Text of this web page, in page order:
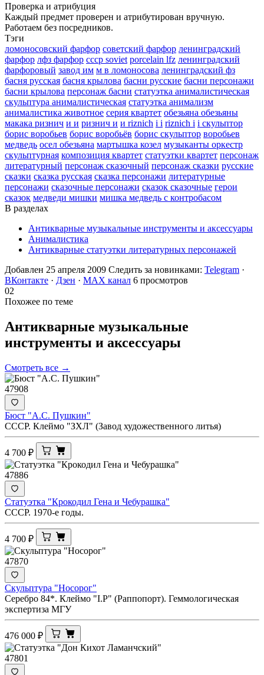
Проверка и атрибуция
Каждый предмет проверен и атрибутирован вручную.
Работаем без посредников.
Тэги
ломоносовский фарфор советский фарфор ленинградский
фарфор лфз фарфор ссср soviet porcelain lfz ленинградский
фарфоровый завод им м в ломоносова ленинградский фз
басня русская басня крылова басни русские басни персонажи
басни крылова персонаж басни статуэтка анималистическая
скульптура анималистическая статуэтка анимализм
анималистика животное серия квартет обезьяна обезьяны
макака ризнич и и ризнич и и riznich i i riznich i i скульптор
борис воробьев борис воробьёв борис скульптор воробьев
медведь осел обезьяна мартышка козел музыканты оркестр
скульптурная композиция квартет статуэтки квартет персонаж
литературный персонаж сказочный персонаж сказки русские
сказки сказка русская сказка персонажи литературные
персонажи сказочные персонажи сказок сказочные герои
сказок медведи мишки мишка медведь с контробасом
В разделах
Антикварные музыкальные инструменты и аксессуары
Анималистика
Антикварные статуэтки литературных персонажей
Добавлен 25 апреля 2009 Следить за новинками: Telegram ·
ВКонтакте · Дзен · MAX канал 6 просмотров
02
Похожее по теме
Антикварные музыкальные
инструменты и аксессуары
Смотреть все →
47908
Бюст "А.С. Пушкин"
СССР. Клеймо "ЗХЛ" (Завод художественного литья)
4 700 ₽
47886
Статуэтка "Крокодил Гена и Чебурашка"
СССР. 1970-е годы.
4 700 ₽
47870
Скульптура "Носорог"
Серебро 84*. Клеймо "I.Р" (Раппопорт). Геммологическая
экспертиза МГУ
476 000 ₽
47801